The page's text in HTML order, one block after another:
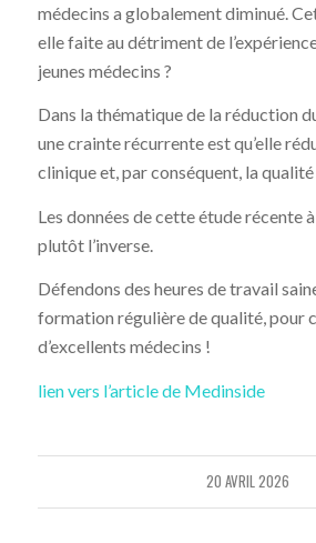
médecins a globalement diminué.
elle faite au détriment de
jeunes médecins ?
Dans la thématique de la réduction
une crainte récurrente est qu’elle
clinique et, par conséquent, la
Les données de cette étude récente
plutôt l’inverse.
Défendons des heures de travail
formation régulière de qualité, pour
d’excellents médecins !
lien vers l’article de Medinside
20 AVRIL 2026